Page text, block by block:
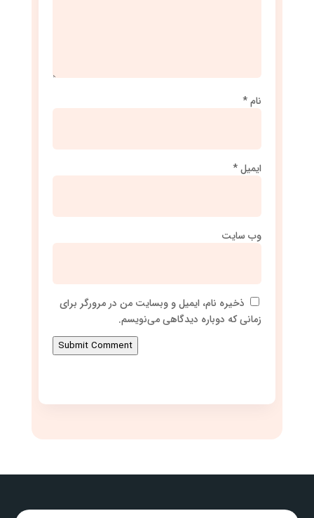
نام*
ایمیل*
وب‌ سایت
ذخیره نام، ایمیل و وبسایت من در مرورگر برای
زمانی که دوباره دیدگاهی می‌نویسم.
Submit Comment